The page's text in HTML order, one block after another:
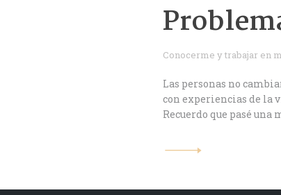
Conocerme y trabajar en
Las personas no
con experiencias de la
Recuerdo que pasé una